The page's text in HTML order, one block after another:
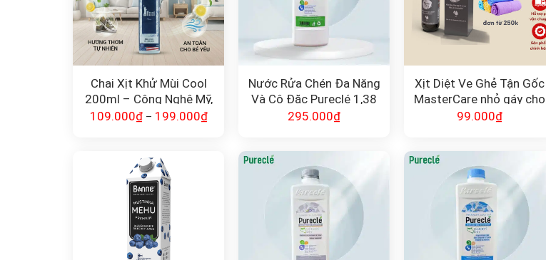
Chai Xịt Khử Mùi Cool
200ml – Công Nghệ Mỹ,
100% Gốc Thiên Nhiên
109.000₫– 199.000₫
Nước Rửa Chén Đa Năng
Và Cô Đặc Pureclé 1,38
Lít
295.000₫
Xịt Diệt Ve Ghẻ Tận Gốc
MasterCare nhỏ gáy cho
thú cưng
99.000₫